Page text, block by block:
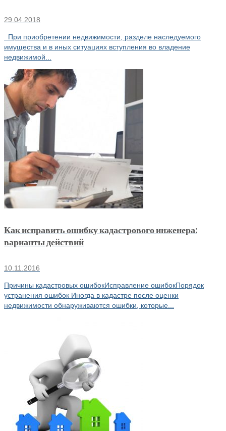
29.04.2018
При приобретении недвижимости, разделе наследуемого
имущества и в иных ситуациях вступления во владение
недвижимой...
Как исправить ошибку кадастрового инженера:
варианты действий
10.11.2016
Причины кадастровых ошибокИсправление ошибокПорядок
устранения ошибок Иногда в кадастре после оценки
недвижимости обнаруживаются ошибки, которые...